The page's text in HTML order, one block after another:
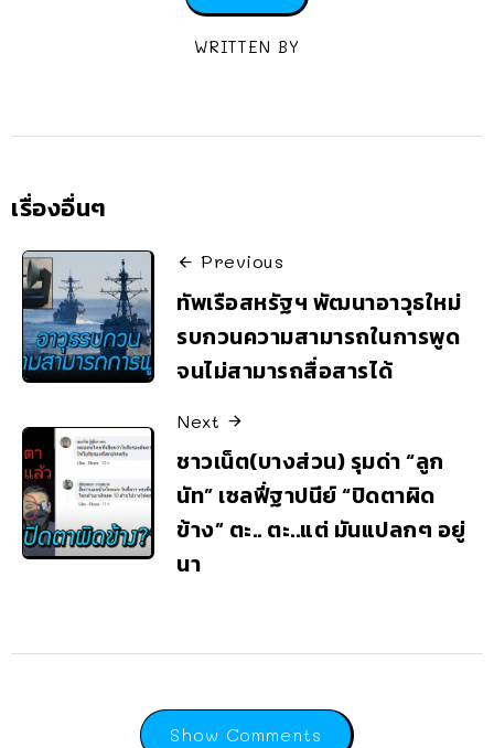
WRITTEN BY
เรื่องอื่นๆ
Previous
ทัพเรือสหรัฐฯ พัฒนาอาวุธใหม่
รบกวนความสามารถในการพูด
จนไม่สามารถสื่อสารได้
Next
ชาวเน็ต(บางส่วน) รุมด่า “ลูก
นัท” เซลฟี่ฐาปนีย์ “ปิดตาผิด
ข้าง” ตะ.. ตะ..แต่ มันแปลกๆ อยู่
นา
Show Comments